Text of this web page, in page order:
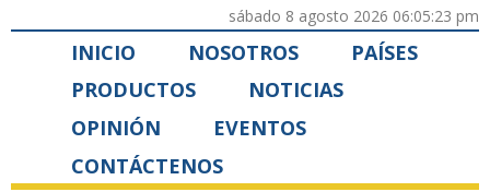
sábado 8 agosto 2026 06:05:23 pm
INICIO NOSOTROS
PAÍSES
PRODUCTOS
NOTICIAS
OPINIÓN
EVENTOS
CONTÁCTENOS